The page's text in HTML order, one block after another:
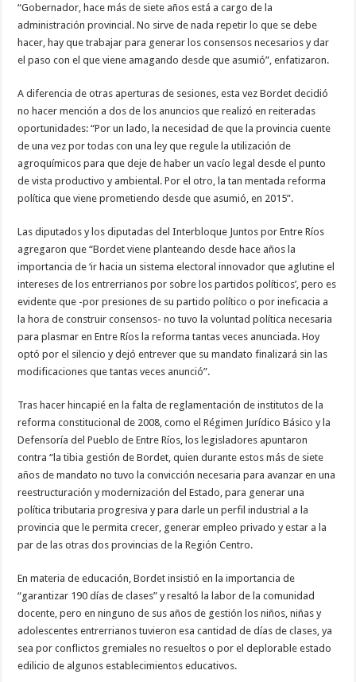
“Gobernador, hace más de siete años está a cargo de la
administración provincial. No sirve de nada repetir lo que se debe
hacer, hay que trabajar para generar los consensos necesarios y dar
el paso con el que viene amagando desde que asumió”, enfatizaron.
A diferencia de otras aperturas de sesiones, esta vez Bordet decidió
no hacer mención a dos de los anuncios que realizó en reiteradas
oportunidades: “Por un lado, la necesidad de que la provincia cuente
de una vez por todas con una ley que regule la utilización de
agroquímicos para que deje de haber un vacío legal desde el punto
de vista productivo y ambiental. Por el otro, la tan mentada reforma
política que viene prometiendo desde que asumió, en 2015”.
Las diputados y los diputadas del Interbloque Juntos por Entre Ríos
agregaron que “Bordet viene planteando desde hace años la
importancia de ‘ir hacia un sistema electoral innovador que aglutine el
intereses de los entrerrianos por sobre los partidos políticos’, pero es
evidente que -por presiones de su partido político o por ineficacia a
la hora de construir consensos- no tuvo la voluntad política necesaria
para plasmar en Entre Ríos la reforma tantas veces anunciada. Hoy
optó por el silencio y dejó entrever que su mandato finalizará sin las
modificaciones que tantas veces anunció”.
Tras hacer hincapié en la falta de reglamentación de institutos de la
reforma constitucional de 2008, como el Régimen Jurídico Básico y la
Defensoría del Pueblo de Entre Ríos, los legisladores apuntaron
contra “la tibia gestión de Bordet, quien durante estos más de siete
años de mandato no tuvo la convicción necesaria para avanzar en una
reestructuración y modernización del Estado, para generar una
política tributaria progresiva y para darle un perfil industrial a la
provincia que le permita crecer, generar empleo privado y estar a la
par de las otras dos provincias de la Región Centro.
En materia de educación, Bordet insistió en la importancia de
“garantizar 190 días de clases” y resaltó la labor de la comunidad
docente, pero en ninguno de sus años de gestión los niños, niñas y
adolescentes entrerrianos tuvieron esa cantidad de días de clases, ya
sea por conflictos gremiales no resueltos o por el deplorable estado
edilicio de algunos establecimientos educativos.